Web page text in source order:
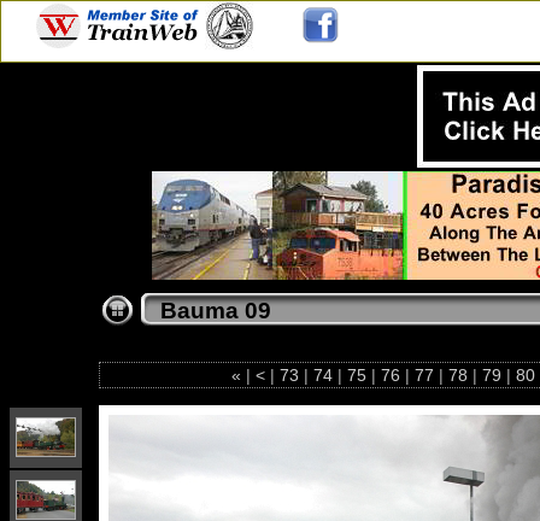
Bauma 09
« | < | 73 | 74 | 75 | 76 | 77 | 78 | 79 | 80